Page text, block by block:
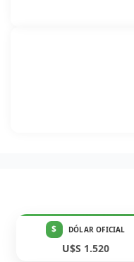
$ DÓLAR OFICIAL
U$S 1.520